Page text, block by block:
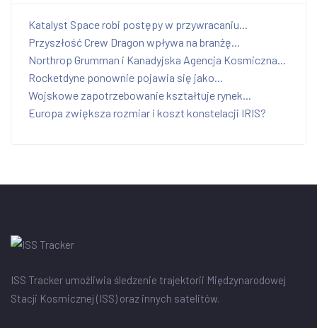
Katalyst Space robi postępy w przywracaniu...
Przyszłość Crew Dragon wpływa na branżę...
Northrop Grumman i Kanadyjska Agencja Kosmiczna...
Rocketdyne ponownie pojawia się jako...
Wojskowe zapotrzebowanie kształtuje rynek...
Europa zwiększa rozmiar i koszt konstelacji IRIS?
ISS Tracker umożliwia śledzenie trajektorii Międzynarodowej
Stacji Kosmicznej (ISS) oraz innych satelitów.